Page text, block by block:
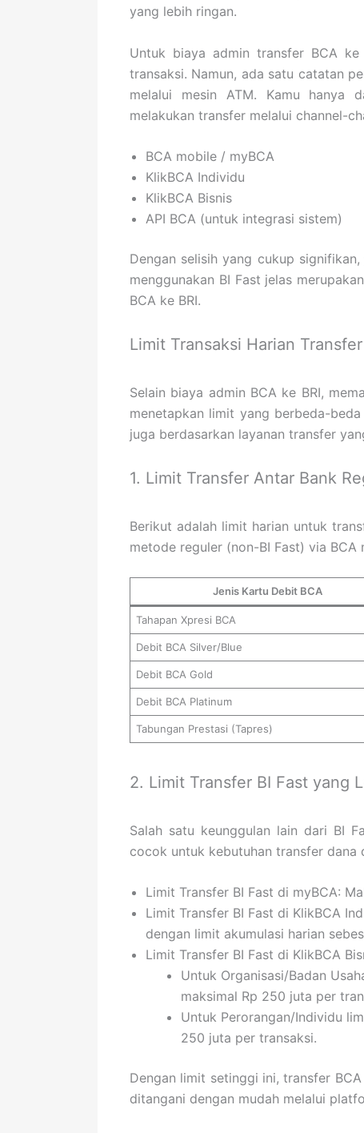
yang lebih ringan.
Untuk biaya admin transfer BCA
transaksi. Namun, ada satu catatan
melalui mesin ATM. Kamu hanya
melakukan transfer melalui channel-
BCA mobile / myBCA
KlikBCA Individu
KlikBCA Bisnis
API BCA (untuk integrasi sistem)
Dengan selisih yang cukup
menggunakan BI Fast jelas
BCA ke BRI.
Limit Transaksi Harian
Selain biaya admin BCA ke BRI,
menetapkan limit yang berbeda-
juga berdasarkan layanan transfer
1. Limit Transfer Antar Bank
Berikut adalah limit harian untuk
metode reguler (non-BI Fast) via BCA
Jenis Kartu Debit BCA
Tahapan Xpresi BCA
Debit BCA Silver/Blue
Debit BCA Gold
Debit BCA Platinum
Tabungan Prestasi (Tapres)
2. Limit Transfer BI Fast yang
Salah satu keunggulan lain dari BI
cocok untuk kebutuhan transfer dana
Limit Transfer BI Fast di myBCA:
Limit Transfer BI Fast di KlikBCA
dengan limit akumulasi harian
Limit Transfer BI Fast di KlikBCA
Untuk Organisasi/Badan
maksimal Rp 250 juta per
Untuk Perorangan/Individu
250 juta per transaksi.
Dengan limit setinggi ini, transfer
ditangani dengan mudah melalui